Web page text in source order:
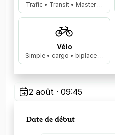
Trafic • Transit • Master …
Vélo
Simple • cargo • biplace …
2 août · 09:45
Date de début